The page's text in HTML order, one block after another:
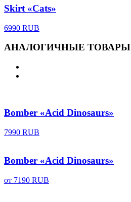
Skirt «Cats»
6990 RUB
АНАЛОГИЧНЫЕ ТОВАРЫ
Bomber «Acid Dinosaurs»
7990 RUB
Bomber «Acid Dinosaurs»
от 7190 RUB